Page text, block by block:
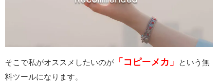
そこで私がオススメしたいのが 「コピーメカ」
という無
料ツールになります。